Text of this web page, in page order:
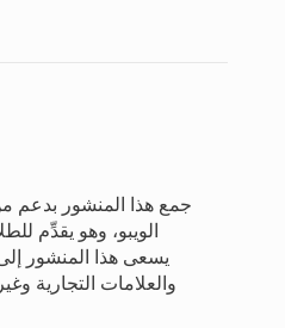
الويبو، وهو يقدِّم
يسعى هذا المنشور
والعلامات التجارية